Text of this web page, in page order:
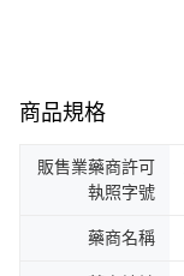
商品規格
販售業藥商許可
執照字號
藥商名稱